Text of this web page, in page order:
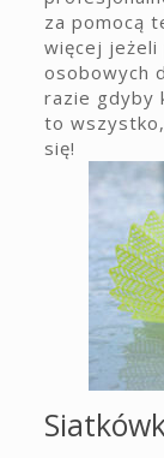
za pomocą
więcej jeżeli
osobowych
razie gdyby
to wszystko,
się!